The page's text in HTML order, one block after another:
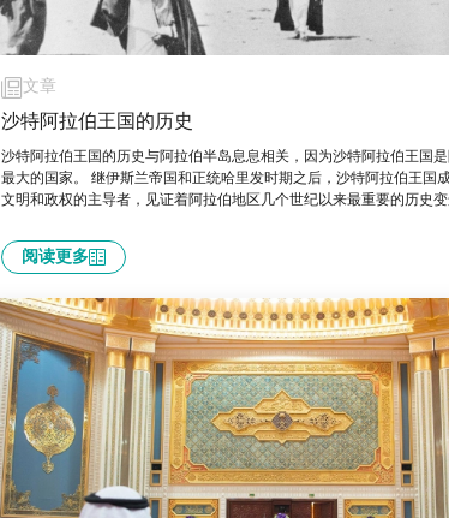
文章
沙特阿拉伯王国的历史
沙特阿拉伯王国的历史与阿拉伯半岛息息相关，因为沙特阿拉伯王国
最大的国家。 继伊斯兰帝国和正统哈里发时期之后，沙特阿拉伯王国
文明和政权的主导者，见证着阿拉伯地区几个世纪以来最重要的历史变
阅读更多